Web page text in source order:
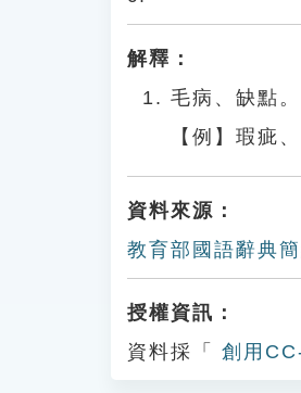
解釋：
毛病、缺點。
【例】瑕疵
資料來源：
教育部國語辭典
授權資訊：
資料採「
創用